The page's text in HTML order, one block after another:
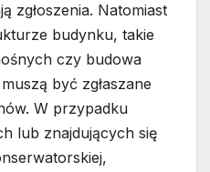
zgłoszenia. Natomiast
budynku, takie
czy budowa
być zgłaszane
W przypadku
lub znajdujących się